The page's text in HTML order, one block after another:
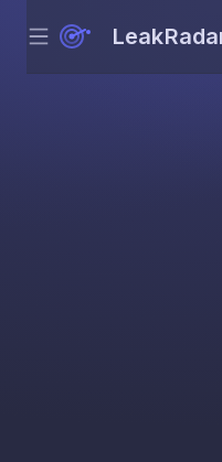
Menu